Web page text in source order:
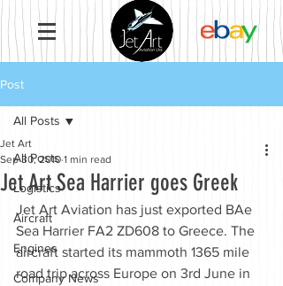
Post
All Posts
Logistics
Aircraft
Engines
Company News
All Posts
Jet Art Sea Harrier goes Greek
Jet Art
Sep 30, 2010 1 min read
Jet Art Aviation has just exported BAe
Sea Harrier FA2 ZD608 to Greece. The
aircraft started its mammoth 1365 mile
road trip across Europe on 3rd June in